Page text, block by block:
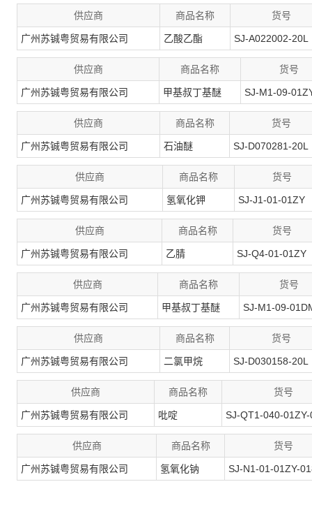
供应商 商品名称 货号
广州苏铖粤贸易有限公司 乙酸乙酯 SJ-A022002-20L
供应商 商品名称 货号
广州苏铖粤贸易有限公司 甲基叔丁基醚 SJ-M1-09-
供应商 商品名称 货号
广州苏铖粤贸易有限公司 石油醚 SJ-D070281-20L
供应商 商品名称 货号
广州苏铖粤贸易有限公司 氢氧化钾 SJ-J1-01-01ZY
供应商 商品名称 货号
广州苏铖粤贸易有限公司 乙腈 SJ-Q4-01-01ZY
供应商 商品名称 货号
广州苏铖粤贸易有限公司 甲基叔丁基醚 SJ-M1-09-
供应商 商品名称 货号
广州苏铖粤贸易有限公司 二氯甲烷 SJ-D030158-20L
供应商 商品名称 货号
广州苏铖粤贸易有限公司 吡啶 SJ-QT1-040-01ZY-
供应商 商品名称 货号
广州苏铖粤贸易有限公司 氢氧化钠 SJ-N1-01-01ZY-